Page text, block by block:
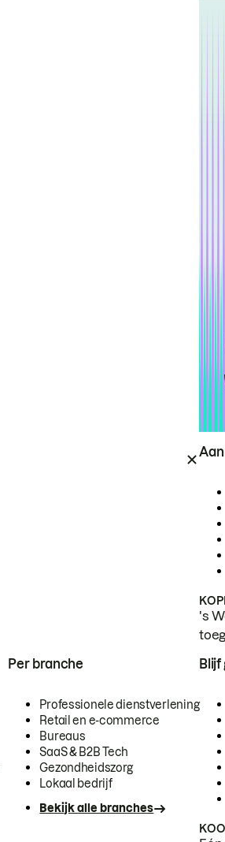
's
Per branche
Professionele dienstverlening
Retail en e-commerce
Bureaus
SaaS & B2B Tech
Gezondheidszorg
Lokaal bedrijf
Bekijk alle branches